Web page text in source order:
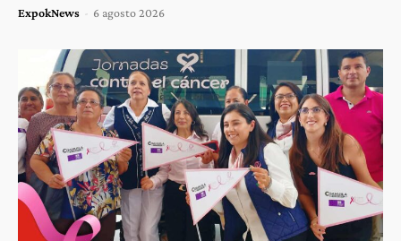
ExpokNews - 6 agosto 2026